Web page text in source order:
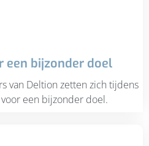
een bijzonder doel
van Deltion zetten zich tijdens
een bijzonder doel.